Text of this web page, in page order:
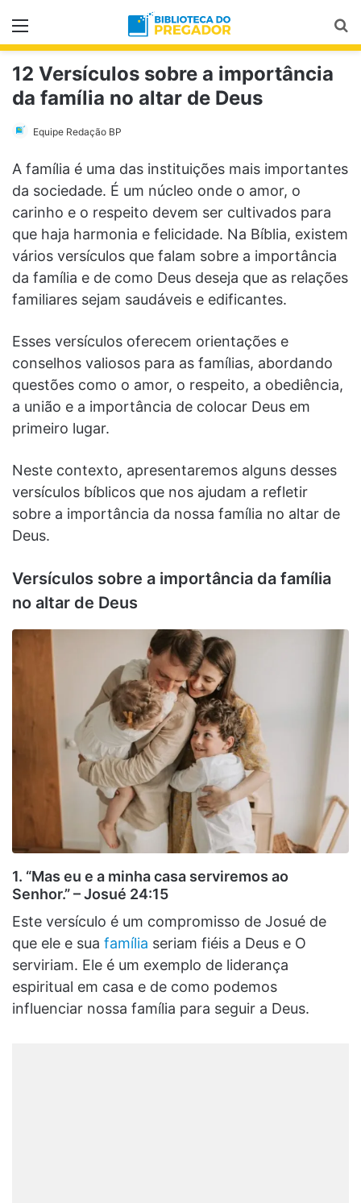
Menu
12 Versículos sobre a importância
da família no altar de Deus
Equipe Redação BP
A família é uma das instituições mais importantes
da sociedade. É um núcleo onde o amor, o
carinho e o respeito devem ser cultivados para
que haja harmonia e felicidade. Na Bíblia, existem
vários versículos que falam sobre a importância
da família e de como Deus deseja que as relações
familiares sejam saudáveis e edificantes.
Esses versículos oferecem orientações e
conselhos valiosos para as famílias, abordando
questões como o amor, o respeito, a obediência,
a união e a importância de colocar Deus em
primeiro lugar.
Neste contexto, apresentaremos alguns desses
versículos bíblicos que nos ajudam a refletir
sobre a importância da nossa família no altar de
Deus.
Versículos sobre a importância da família
no altar de Deus
1. “Mas eu e a minha casa serviremos ao
Senhor.” – Josué 24:15
Este versículo é um compromisso de Josué de
que ele e sua família seriam fiéis a Deus e O
serviriam. Ele é um exemplo de liderança
espiritual em casa e de como podemos
influenciar nossa família para seguir a Deus.